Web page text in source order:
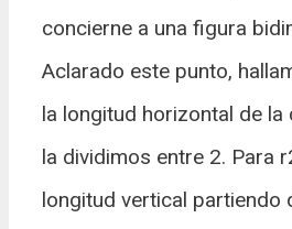
concierne a una figura
Aclarado este punto,
la longitud horizontal de la
la dividimos entre 2. Para
longitud vertical partiendo